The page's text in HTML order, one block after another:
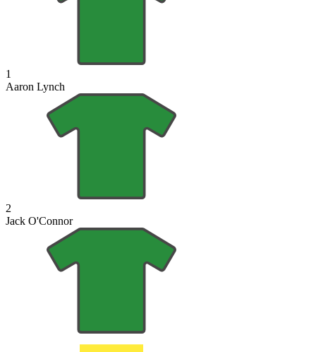
1
Aaron Lynch
2
Jack O'Connor